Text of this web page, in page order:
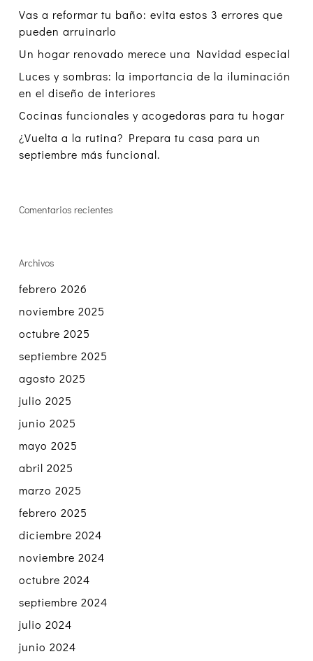
Vas a reformar tu baño: evita estos 3 errores que
pueden arruinarlo
Un hogar renovado merece una Navidad especial
Luces y sombras: la importancia de la iluminación
en el diseño de interiores
Cocinas funcionales y acogedoras para tu hogar
¿Vuelta a la rutina? Prepara tu casa para un
septiembre más funcional.
Comentarios recientes
Archivos
febrero 2026
noviembre 2025
octubre 2025
septiembre 2025
agosto 2025
julio 2025
junio 2025
mayo 2025
abril 2025
marzo 2025
febrero 2025
diciembre 2024
noviembre 2024
octubre 2024
septiembre 2024
julio 2024
junio 2024